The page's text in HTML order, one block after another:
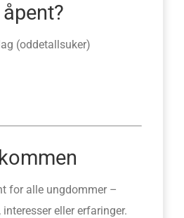
(oddetallsuker)
for alle ungdommer –
eller erfaringer.